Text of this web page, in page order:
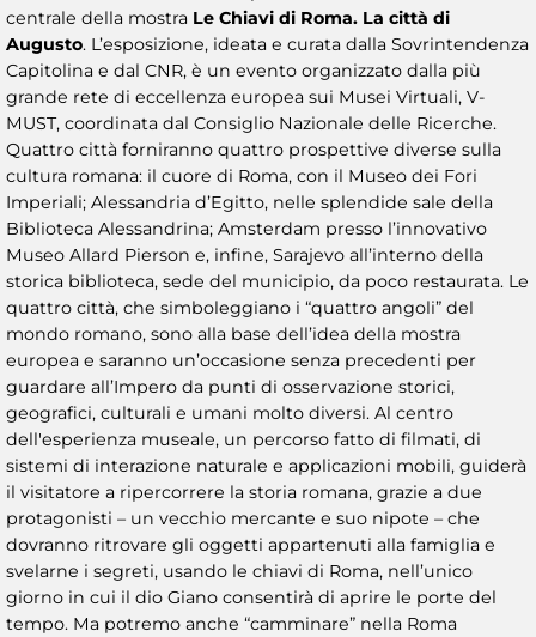
centrale della mostra Le Chiavi di Roma. La città di
Augusto. L’esposizione, ideata e curata dalla Sovrintendenza
Capitolina e dal CNR, è un evento organizzato dalla più
grande rete di eccellenza europea sui Musei Virtuali, V-
MUST, coordinata dal Consiglio Nazionale delle Ricerche.
Quattro città forniranno quattro prospettive diverse sulla
cultura romana: il cuore di Roma, con il Museo dei Fori
Imperiali; Alessandria d’Egitto, nelle splendide sale della
Biblioteca Alessandrina; Amsterdam presso l’innovativo
Museo Allard Pierson e, infine, Sarajevo all’interno della
storica biblioteca, sede del municipio, da poco restaurata. Le
quattro città, che simboleggiano i “quattro angoli” del
mondo romano, sono alla base dell’idea della mostra
europea e saranno un’occasione senza precedenti per
guardare all’Impero da punti di osservazione storici,
geografici, culturali e umani molto diversi. Al centro
dell'esperienza museale, un percorso fatto di filmati, di
sistemi di interazione naturale e applicazioni mobili, guiderà
il visitatore a ripercorrere la storia romana, grazie a due
protagonisti – un vecchio mercante e suo nipote – che
dovranno ritrovare gli oggetti appartenuti alla famiglia e
svelarne i segreti, usando le chiavi di Roma, nell’unico
giorno in cui il dio Giano consentirà di aprire le porte del
tempo. Ma potremo anche “camminare” nella Roma